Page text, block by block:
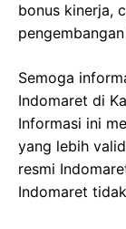
bonus kinerja,
Semoga
Indomaret di
Informasi ini
yang lebih
resmi
Indomaret